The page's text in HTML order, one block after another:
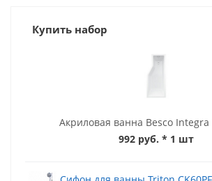
Купить набор
Акриловая ванна Besco Integra
992 руб. * 1 шт